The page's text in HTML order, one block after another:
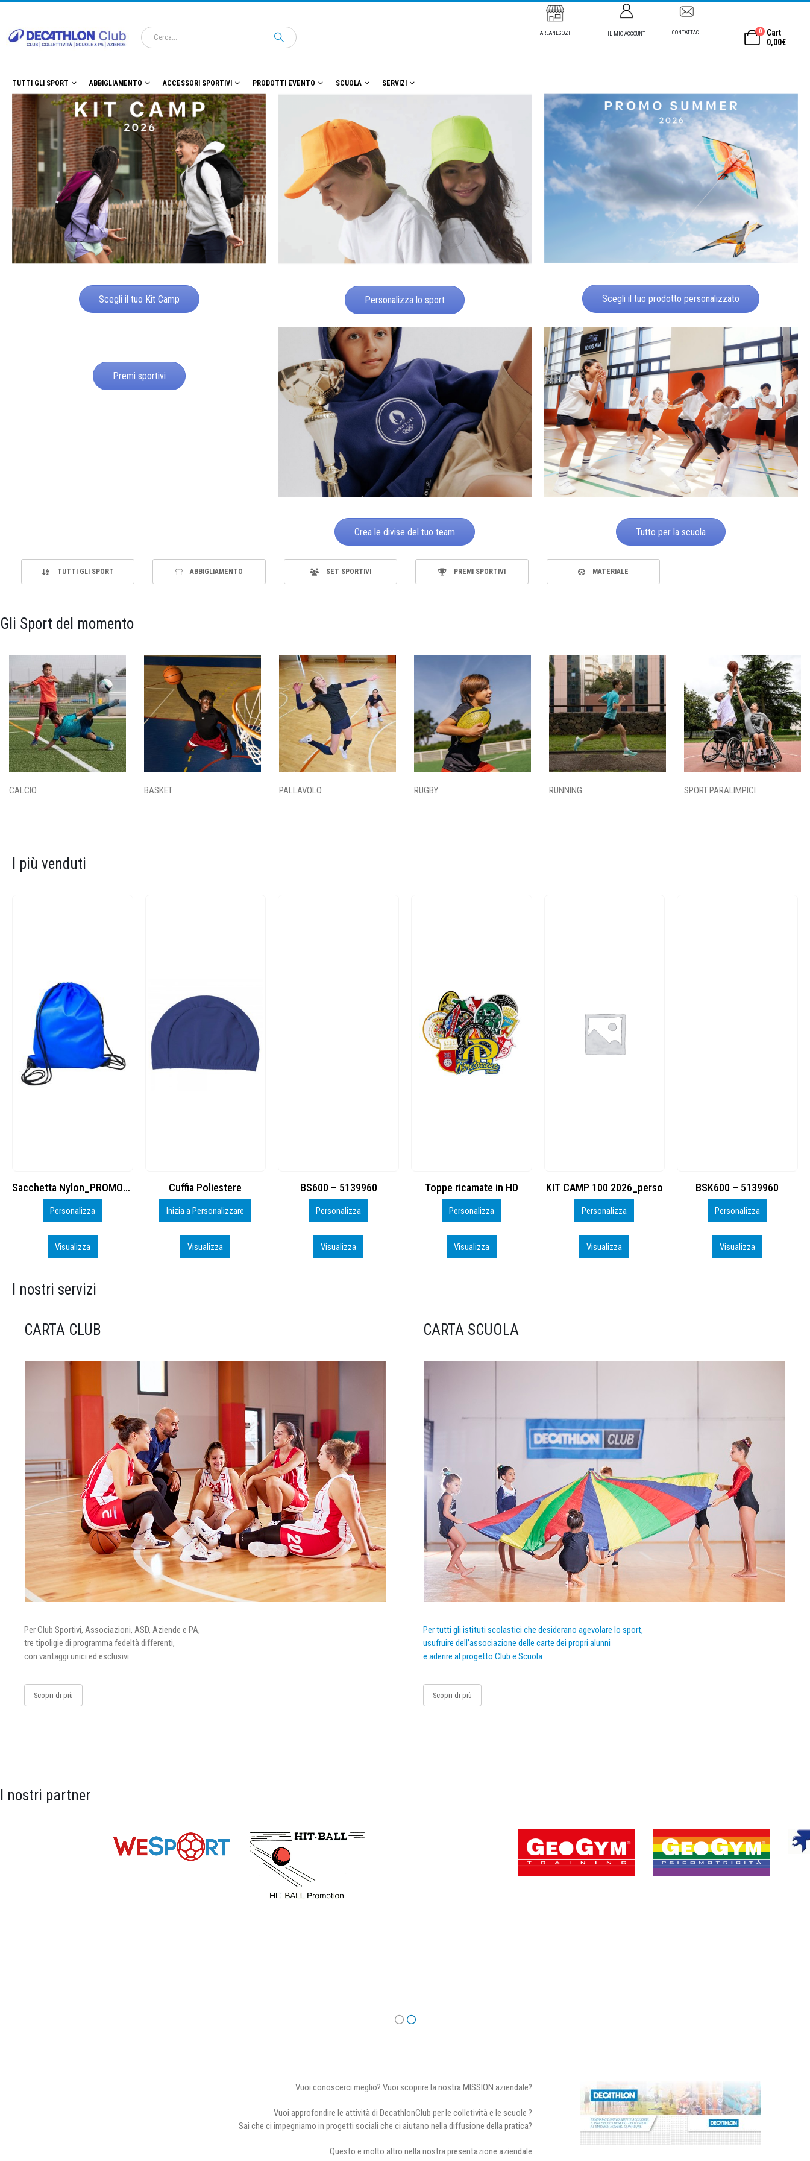
AREANEGOZI IL MIO ACCOUNT CONTATTACI 0
Cart
0,00€
TUTTI GLI SPORT ABBIGLIAMENTO ACCESSORI SPORTIVI PRODOTTI EVENTO SCUOLA SERVIZI
Scegli il tuo Kit Camp Personalizza lo sport Scegli il tuo prodotto personalizzato
Premi sportivi
Crea le divise del tuo team Tutto per la scuola
TUTTI GLI SPORT ABBIGLIAMENTO SET SPORTIVI PREMI SPORTIVI MATERIALE
Gli Sport del momento
CALCIO BASKET PALLAVOLO RUGBY RUNNING SPORT PARALIMPICI
I più venduti
Cuffia Poliestere
Inizia a Personalizzare
Visualizza
BS600 – 5139960
Personalizza
Visualizza
Toppe ricamate in HD
Personalizza
Visualizza
KIT CAMP 100 2026_perso
Personalizza
Visualizza
BSK600 – 5139960
Personalizza
Visualizza
DTF
Personalizza
Visualizza
I nostri servizi
CARTA CLUB
Per Club Sportivi, Associazioni, ASD, Aziende e PA,
tre tipoligie di programma fedeltà differenti,
con vantaggi unici ed esclusivi.
Scopri di più
CARTA SCUOLA
Per tutti gli istituti scolastici che desiderano agevolare lo sport,
usufruire dell’associazione delle carte dei propri alunni
e aderire al progetto Club e Scuola
Scopri di più
I nostri partner
Vuoi conoscerci meglio? Vuoi scoprire la nostra MISSION aziendale?
Vuoi approfondire le attività di DecathlonClub per le colletività e le scuole ?
Sai che ci impegniamo in progetti sociali che ci aiutano nella diffusione della pratica?
Questo e molto altro nella nostra presentazione aziendale